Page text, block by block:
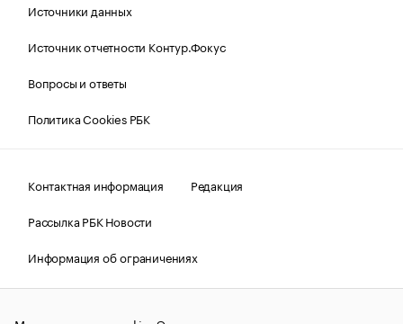
Источники данных
Источник отчетности Контур.Фокус
Вопросы и ответы
Политика Cookies РБК
Контактная информация
Редакция
Рассылка РБК Новости
Информация об ограничениях
Правовая информация
О соблюдении авторских прав